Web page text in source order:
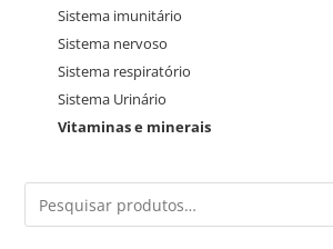
Sistema imunitário
Sistema nervoso
Sistema respiratório
Sistema Urinário
Vitaminas e minerais